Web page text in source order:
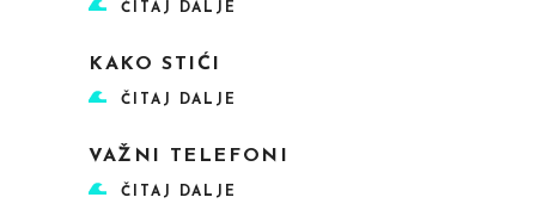
ČITAJ DALJE
KAKO STIĆI
ČITAJ DALJE
VAŽNI TELEFONI
ČITAJ DALJE